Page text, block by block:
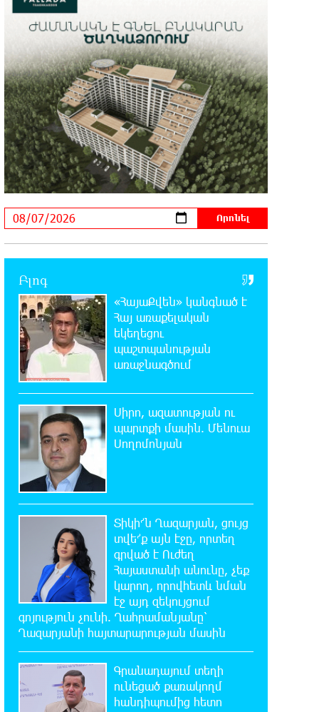
քառակողմ հանդիպումից հետո
տարածված հայտարարության մեջ Հայաստանի
տարածքը 29800 քառակուսի կիլոմետր է. Դավիթ
Ղազինյան
12:00:28 7-08-2026
Փաշազադեն և Փաշինյանն ընդդեմ
Հայ Առաքելական Սուրբ Եկեղեցու
11:39:39 7-08-2026
Բարձր տեխնոլոգիաները
զարգանում են
հանքարդյունաբերության շնորհիվ․ ԶՊՄԿ
11:18:51 7-08-2026
կենդանիներին» կրթական խաղը
11:12:58 7-08-2026
Այսօր ժամը 15:00 ից «Ուժեղ
Հայաստան»-ի պատգամավորները
11:06:57 7-08-2026
Այսօր ամոթի օր է, այսօր
Էջմիածնում դատում են Ամենայն
Հայոց Կաթողիկոսին․ Մարիաննա Ղահրամանյան
10:44:42 7-08-2026
«ՀայաՔվեն» կանգնած է Հայ
առաքելական եկեղեցու
պաշտպանության առաջնագծում
10:40:33 7-08-2026
«ՀայաՔվե»-ն խստորեն
դատապարտում է Գարեգին Բ-ի և
եպիսկոպոսների նկատմամբ քրեական
հետապնդումը
9:30:39 7-08-2026
Բլոգ
«ՀայաՔվեն» կանգնած է
Հայ առաքելական
եկեղեցու
պաշտպանության
առաջնագծում
Սիրո, ազատության ու
պարտքի մասին. Մենուա
Սողոմոնյան
Տիկի՜ն Ղազարյան, ցույց
տվե՜ք այն էջը, որտեղ
գրված է Ուժեղ
Հայաստանի անունը, չեք
կարող, որովհետև նման
էջ այդ զեկույցում
գոյություն չունի. Ղահրամանյանը՝
Ղազարյանի հայտարարության մասին
Գրանադայում տեղի
ունեցած քառակողմ
հանդիպումից հետո